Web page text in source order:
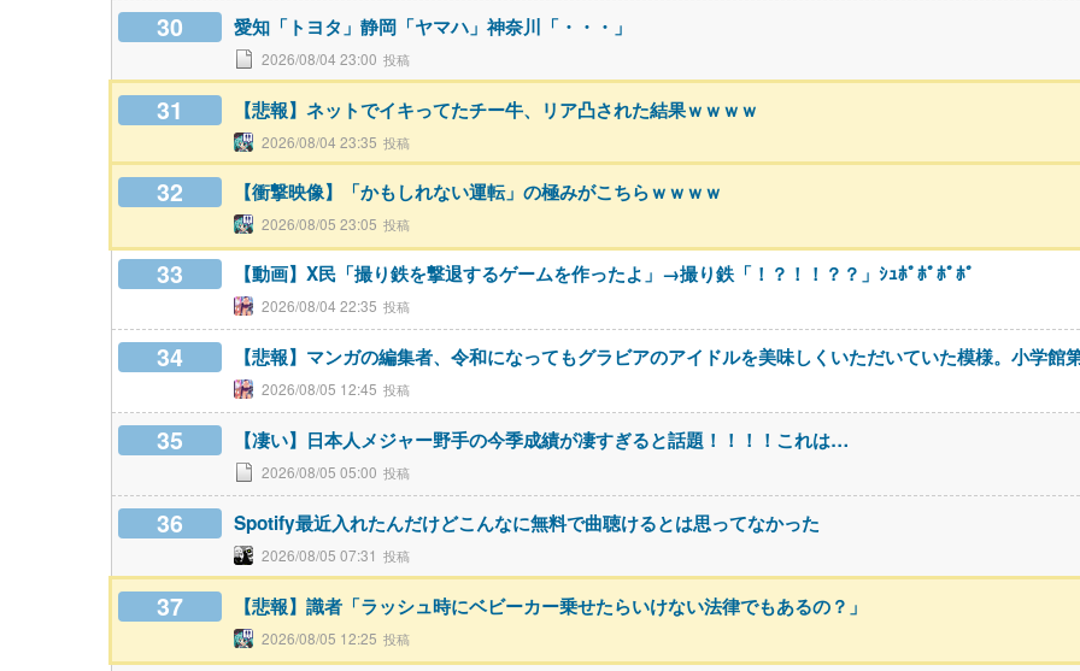
30 愛知「トヨタ」静岡「ヤマハ」神奈川「・・・」
2026/08/04 23:00
31 【悲報】ネットでイキってたチー牛、リア凸された結果ｗｗｗｗ
2026/08/04 23:35
32 【衝撃映像】「かもしれない運転」の極みがこちらｗｗｗｗ
2026/08/05 23:05
33 【動画】X民「撮り鉄を撃退するゲームを作ったよ」→撮り鉄「！？！！？？」ｼｭﾎﾟﾎﾟﾎﾟﾎﾟ
2026/08/04 22:35
34 【悲報】マンガの編集者、令和になってもグラビアのアイドルを美味しくいただいていた模様。小学館
2026/08/05 12:45
35 【凄い】日本人メジャー野手の今季成績が凄すぎると話題！！！！これは…
2026/08/05 05:00
36 Spotify最近入れたんだけどこんなに無料で曲聴けるとは思ってなかった
2026/08/05 07:31
37 【悲報】識者「ラッシュ時にベビーカー乗せたらいけない法律でもあるの？」
2026/08/05 12:25